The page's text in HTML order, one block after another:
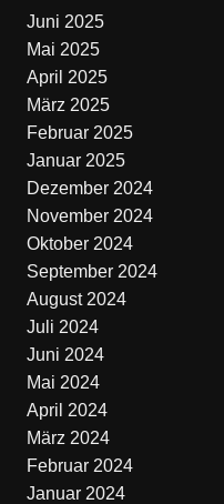
Juni 2025
Mai 2025
April 2025
März 2025
Februar 2025
Januar 2025
Dezember 2024
November 2024
Oktober 2024
September 2024
August 2024
Juli 2024
Juni 2024
Mai 2024
April 2024
März 2024
Februar 2024
Januar 2024